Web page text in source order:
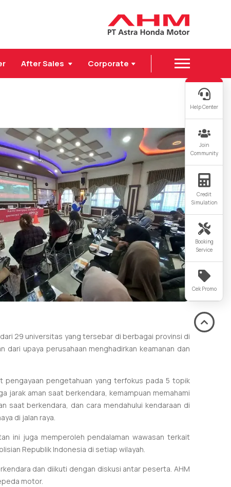
After Sales Corporate
Help Center
Join
Community
Credit
Simulation
Booking
Service
Cek Promo
29 universitas yang tersebar di berbagai provinsi di
upaya perusahaan menghadirkan keamanan dan
pengayaan pengetahuan yang terfokus pada 5 topik
jarak aman saat berkendara, kemampuan memahami
saat berkendara, dan cara mendahului kendaraan di
di jalan raya.
ini juga memperoleh pendalaman wawasan terkait
Republik Indonesia di setiap wilayah.
dan diikuti dengan diskusi antar peserta. AHM
motor.